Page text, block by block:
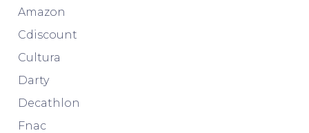
Amazon
Cdiscount
Cultura
Darty
Decathlon
Fnac